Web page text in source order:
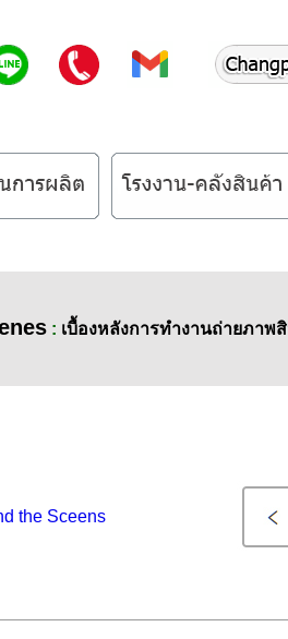
: เบื้องหลังการทำงานถ่ายภา
the Sceens